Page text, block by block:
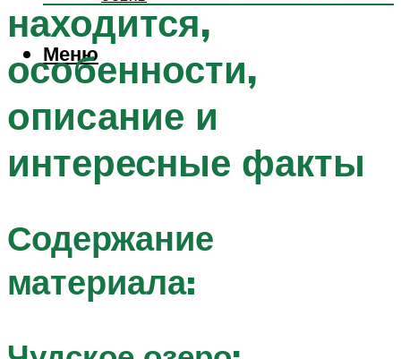
Меню
находится,
особенности,
описание и
интересные факты
Содержание
материала: